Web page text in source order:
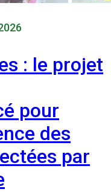
: le projet
pour
des
par